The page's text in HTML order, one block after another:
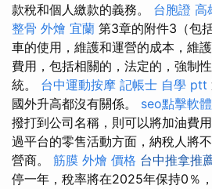
款稅和個人繳款的義務。 台胞證 高
整骨 外燴 宜蘭 第3章的附件3（包
車的使用，維護和運營的成本，維
費用，包括相關的，法定的，強制
統。 台中運動按摩 記帳士 自學 ptt
國外升高都沒有關係。 seo點擊軟體
撥打到公司名稱，則可以將加油費
過平台的零售活動方面，納稅人將
營商。 筋膜 外燴 價格 台中推拿推
停一年，稅率將在2025年保持0％